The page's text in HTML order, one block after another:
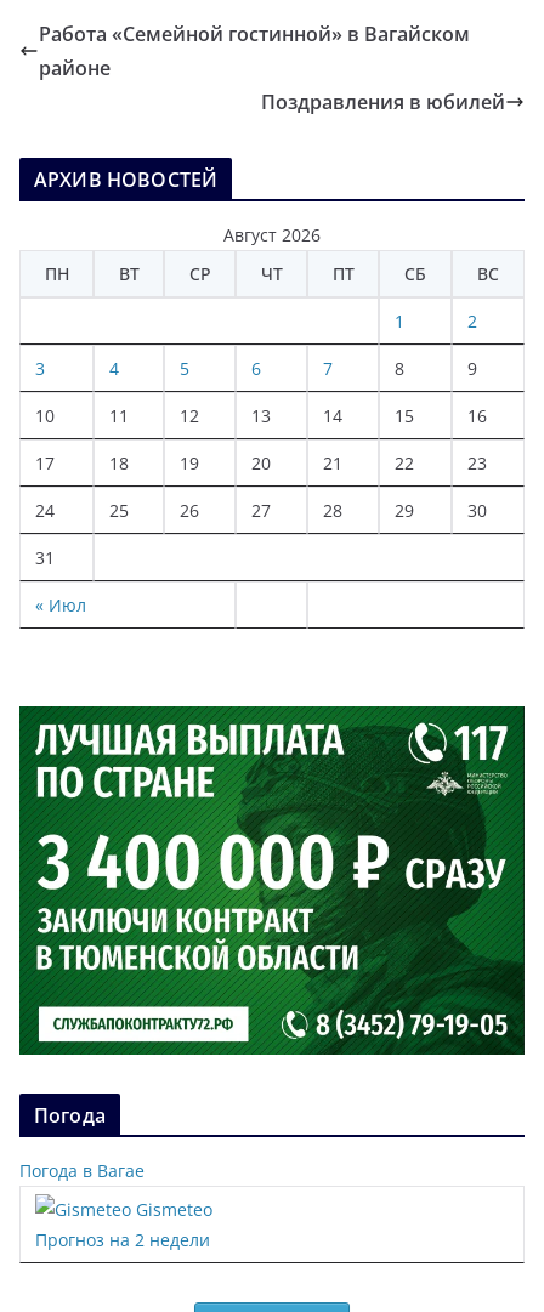
Работа «Семейной гостинной» в Вагайском
районе
Поздравления в юбилей
АРХИВ НОВОСТЕЙ
Август 2026
ПН
ВТ СР ЧТ ПТ СБ ВС
« Июл
1 2
3 4 5 6 7 8 9
10 11 12 13 14 15 16
17 18 19 20 21 22 23
24 25 26 27 28 29 30
31
Погода
Погода в Вагае
Gismeteo
Прогноз на 2 недели